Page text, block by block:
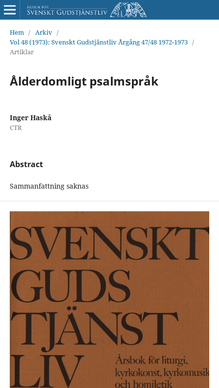
Hem / Arkiv /
Vol 48 (1973): Svenskt Gudstjänstliv Årgång 47/48 1972-1973 /
Artiklar
Ålderdomligt psalmspråk
Inger Haskå
CTR
Abstract
Sammanfattning saknas